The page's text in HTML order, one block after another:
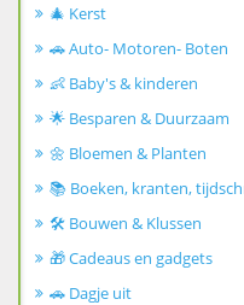
🎄 Kerst
🚗 Auto- Motoren- Boten
👶 Baby's & kinderen
🌟 Besparen & Duurzaam
🌼 Bloemen & Planten
📚 Boeken, kranten,
🛠️ Bouwen & Klussen
🎁 Cadeaus en gadgets
🚗 Dagje uit